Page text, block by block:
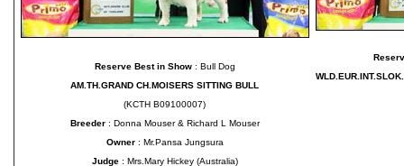
Reserve Best in Show : Bull Dog
AM.TH.GRAND CH.MOISERS SITTING BULL
(KCTH B09100007)
Breeder: Donna Mouser & Richard L Mouser
Owner : Mr.Pansa Jungsura
Judge : Mrs.Mary Hickey (Australia)